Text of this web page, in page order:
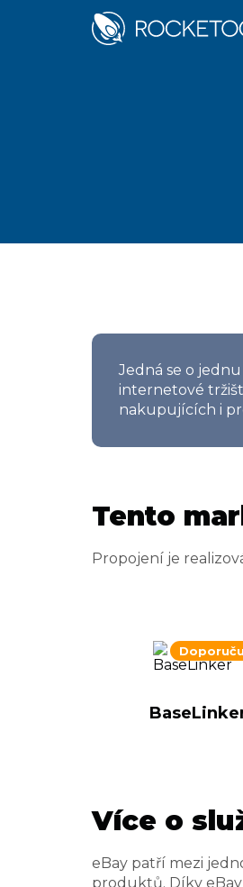
Jedná se o
internetové
nakupujících i
Tento
Propojení je
Více o
eBay patří mezi
produktů. Díky